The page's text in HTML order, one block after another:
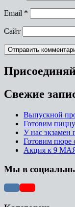
Email *
Сайт
Свежие
Выпускной
Готовим
У нас экзамен
Готовим пюре
Акция к 9
Мы в